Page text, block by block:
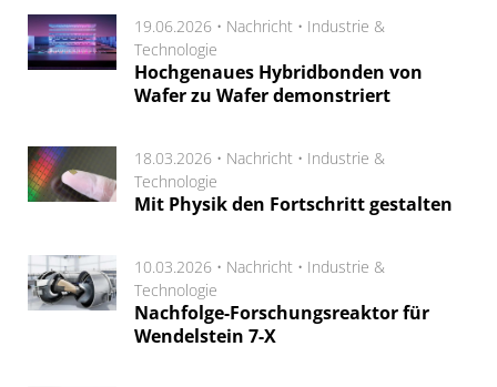
19.06.2026 • Nachricht • Industrie &
Technologie
Hochgenaues Hybridbonden von
Wafer zu Wafer demonstriert
18.03.2026 • Nachricht • Industrie &
Technologie
Mit Physik den Fortschritt gestalten
10.03.2026 • Nachricht • Industrie &
Technologie
Nachfolge-Forschungsreaktor für
Wendelstein 7-X